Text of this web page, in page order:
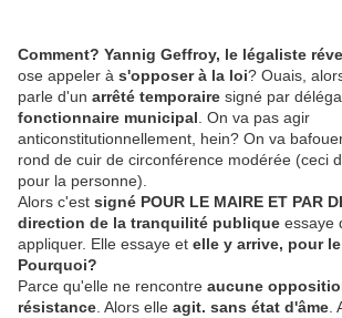
Comment? Yannig Geffroy, le légaliste
ose appeler à s'opposer à la loi? Ouais,
parle d'un arrêté temporaire signé par
fonctionnaire municipal . On va pas agir
anticonstitutionnellement, hein? On va
rond de cuir de circonférence modérée (ceci
pour la personne).
Alors c'est signé POUR LE MAIRE ET PAR
direction de la tranquilité publique essaye
appliquer. Elle essaye et elle y arrive, pour
Pourquoi?
Parce qu'elle ne rencontre aucune
résistance . Alors elle agit. sans état d'âme